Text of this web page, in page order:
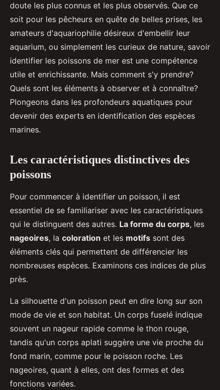
doute les plus connus et les plus observés. Que ce
soit pour les pêcheurs en quête de belles prises, les
amateurs d'aquariophilie désireux d'embellir leur
aquarium, ou simplement les curieux de nature, savoir
identifier les poissons de mer est une compétence
utile et enrichissante. Mais comment s'y prendre?
Quels sont les éléments à observer et à connaître?
Plongeons dans les profondeurs aquatiques pour
devenir des experts en identification des espèces
marines.
Les caractéristiques distinctives des
poissons
Pour commencer à identifier un poisson, il est
essentiel de se familiariser avec les caractéristiques
qui le distinguent des autres. La forme du corps, les
nageoires, la coloration et les motifs sont des
éléments clés qui permettent de différencier les
nombreuses espèces. Examinons ces indices de plus
près.
La silhouette d'un poisson peut en dire long sur son
mode de vie et son habitat. Un corps fuselé indique
souvent un nageur rapide comme le thon rouge,
tandis qu'un corps aplati suggère une vie proche du
fond marin, comme pour le poisson roche. Les
nageoires, quant à elles, ont des formes et des
fonctions variées.